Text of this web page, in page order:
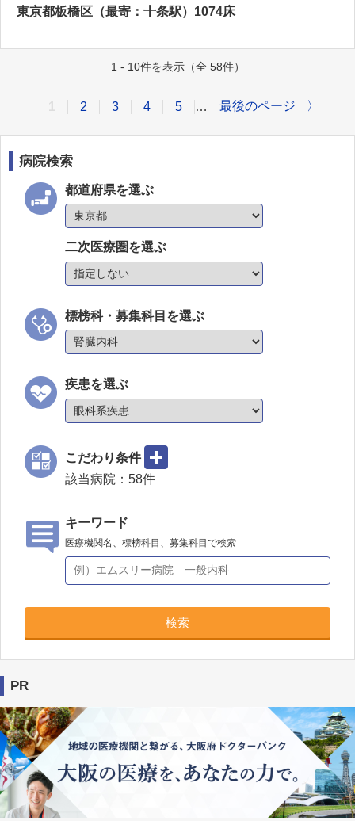
東京都板橋区（最寄：十条駅）1074床
1 - 10件を表示（全 58件）
2 3 4 5 … 最後のページ 〉
病院検索
都道府県を選ぶ
二次医療圏を選ぶ
標榜科・募集科目を選ぶ
疾患を選ぶ
こだわり条件
該当病院： 58件
キーワード
医療機関名、標榜科目、募集科目で検索
検索
PR